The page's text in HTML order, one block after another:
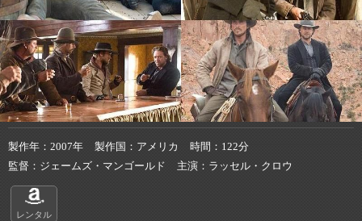
製作年 2007年 製作国 アメリカ 時間
122分
監督
ジェームズ・マンゴールド 主演 ラッセル・クロウ
レンタル